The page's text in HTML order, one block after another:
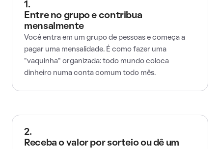
1.
Entre no grupo e contribua
mensalmente
Você entra em um grupo de pessoas e começa a
pagar uma mensalidade. É como fazer uma
"vaquinha" organizada: todo mundo coloca
dinheiro numa conta comum todo mês.
2.
Receba o valor por sorteio ou dê um